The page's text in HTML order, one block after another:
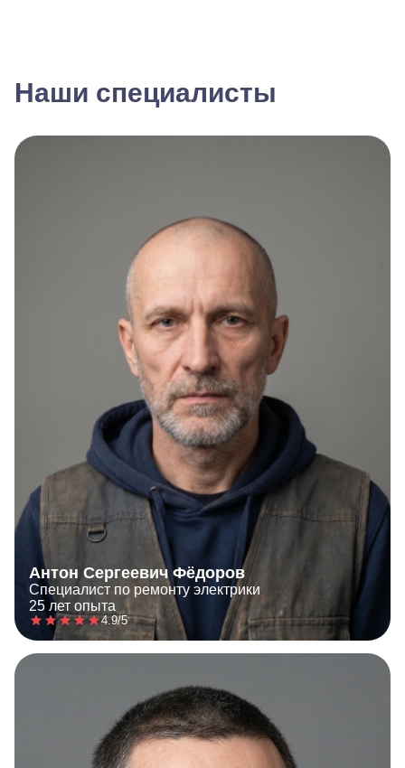
Наши специалисты
Антон Сергеевич Фёдоров
Специалист по ремонту электрики
25 лет опыта
4.9/5